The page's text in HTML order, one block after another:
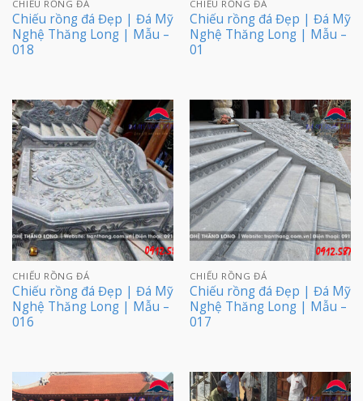
CHIẾU RỒNG ĐÁ
Chiếu rồng đá Đẹp | Đá Mỹ
Nghệ Thăng Long | Mẫu –
018
CHIẾU RỒNG ĐÁ
Chiếu rồng đá Đẹp | Đá Mỹ
Nghệ Thăng Long | Mẫu –
01
CHIẾU RỒNG ĐÁ
Chiếu rồng đá Đẹp | Đá Mỹ
Nghệ Thăng Long | Mẫu –
016
CHIẾU RỒNG ĐÁ
Chiếu rồng đá Đẹp | Đá Mỹ
Nghệ Thăng Long | Mẫu –
017